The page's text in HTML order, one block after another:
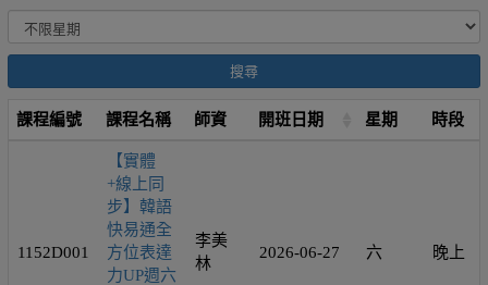
搜尋
課程編號 課程名稱 師資 開班日期 星期 時段
1152D001
【實體
+線上同
步】韓語
快易通全
方位表達
力UP週六
李美
林
2026-06-27 六 晚上